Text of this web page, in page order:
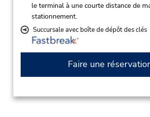
le terminal à une courte distance de
stationnement.
Succursale avec boîte de dépôt des clés
Faire une